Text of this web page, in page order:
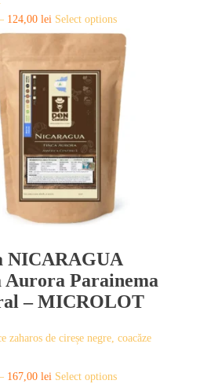
124,00 lei Select optionsThis
product
has
multiple
variants.
The
options
may
be
page
NICARAGUA
Aurora Parainema
– MICROLOT
zaharos de cireșe negre, coacăze
167,00 lei Select optionsThis